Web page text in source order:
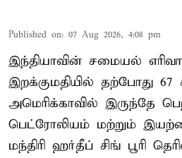
Published on: 07 Aug 2026, 4:08 pm
இந்தியாவின் சமையல்
இறக்குமதியில் தற்போது
அமெரிக்காவில் இருந்தே
பெட்ரோலியம் மற்றும்
மந்திரி ஹர்தீப் சிங் பூரி